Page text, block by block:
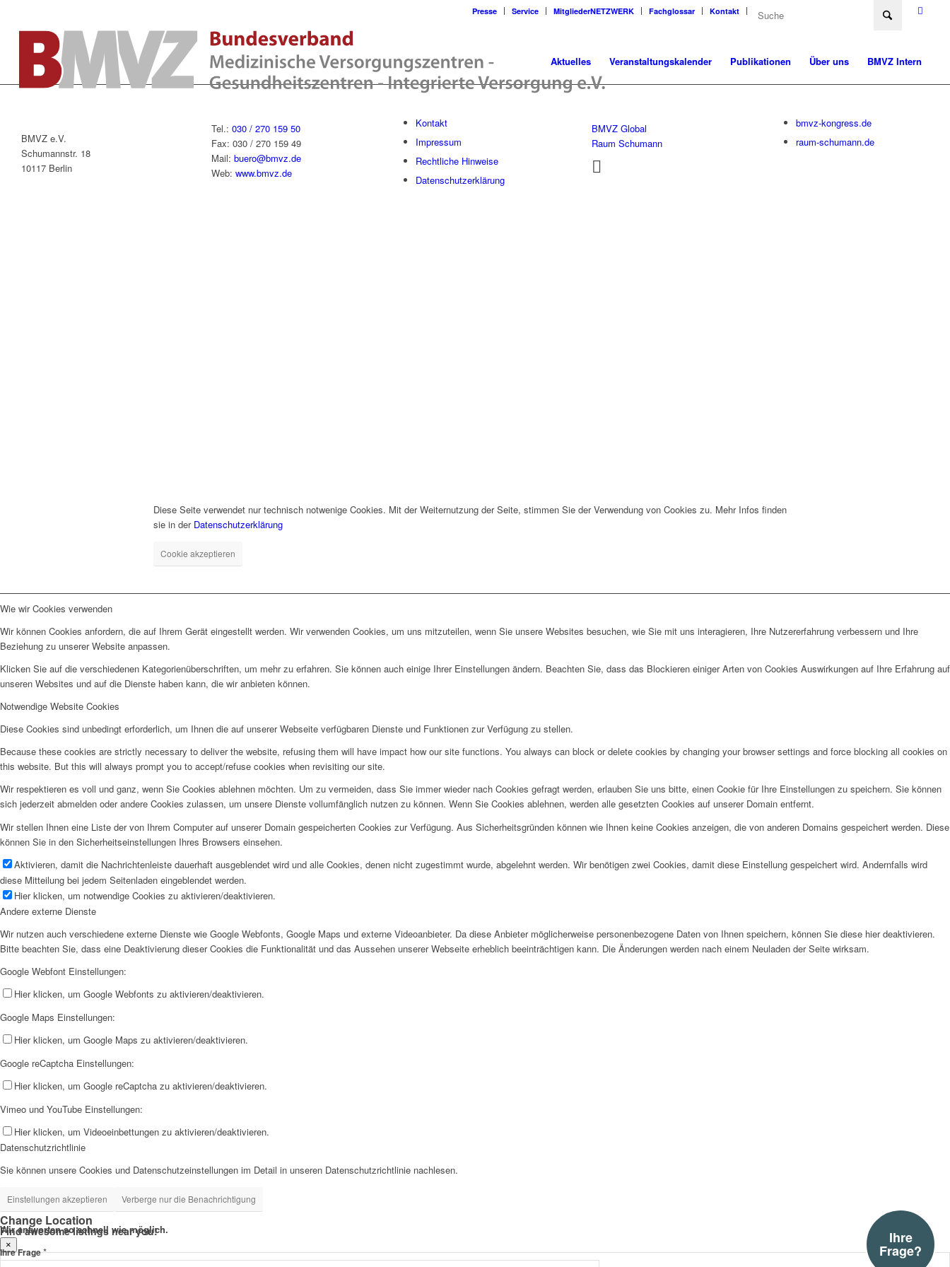
Presse Service MitgliederNETZWERK Fachglossar Kontakt
Aktuelles Veranstaltungskalender Publikationen Über uns BMVZ Intern
BMVZ e.V.
Schumannstr. 18
10117 Berlin
Tel.: 030 / 270 159 50
Fax: 030 / 270 159 49
Mail: buero@bmvz.de
Web: www.bmvz.de
Kontakt
Impressum
Rechtliche Hinweise
Datenschutzerklärung
BMVZ Global
Raum Schumann
bmvz-kongress.de
raum-schumann.de
Ihre
Frage?
Diese Seite verwendet nur technisch notwenige Cookies. Mit der Weiternutzung der Seite, stimmen Sie der Verwendung von Cookies zu. Mehr Infos finden
sie in der Datenschutzerklärung
Cookie akzeptieren
Wie wir Cookies verwenden
Wir können Cookies anfordern, die auf Ihrem Gerät eingestellt werden. Wir verwenden Cookies, um uns mitzuteilen, wenn Sie unsere Websites besuchen, wie Sie mit uns interagieren, Ihre Nutzererfahrung verbessern und Ihre
Beziehung zu unserer Website anpassen.
Klicken Sie auf die verschiedenen Kategorienüberschriften, um mehr zu erfahren. Sie können auch einige Ihrer Einstellungen ändern. Beachten Sie, dass das Blockieren einiger Arten von Cookies Auswirkungen auf Ihre Erfahrung auf
unseren Websites und auf die Dienste haben kann, die wir anbieten können.
Notwendige Website Cookies
Diese Cookies sind unbedingt erforderlich, um Ihnen die auf unserer Webseite verfügbaren Dienste und Funktionen zur Verfügung zu stellen.
Because these cookies are strictly necessary to deliver the website, refusing them will have impact how our site functions. You always can block or delete cookies by changing your browser settings and force blocking all cookies on
this website. But this will always prompt you to accept/refuse cookies when revisiting our site.
Wir respektieren es voll und ganz, wenn Sie Cookies ablehnen möchten. Um zu vermeiden, dass Sie immer wieder nach Cookies gefragt werden, erlauben Sie uns bitte, einen Cookie für Ihre Einstellungen zu speichern. Sie können
sich jederzeit abmelden oder andere Cookies zulassen, um unsere Dienste vollumfänglich nutzen zu können. Wenn Sie Cookies ablehnen, werden alle gesetzten Cookies auf unserer Domain entfernt.
Wir stellen Ihnen eine Liste der von Ihrem Computer auf unserer Domain gespeicherten Cookies zur Verfügung. Aus Sicherheitsgründen können wie Ihnen keine Cookies anzeigen, die von anderen Domains gespeichert werden. Diese
können Sie in den Sicherheitseinstellungen Ihres Browsers einsehen.
Aktivieren, damit die Nachrichtenleiste dauerhaft ausgeblendet wird und alle Cookies, denen nicht zugestimmt wurde, abgelehnt werden. Wir benötigen zwei Cookies, damit diese Einstellung gespeichert wird. Andernfalls wird
diese Mitteilung bei jedem Seitenladen eingeblendet werden.
Hier klicken, um notwendige Cookies zu aktivieren/deaktivieren.
Andere externe Dienste
Wir nutzen auch verschiedene externe Dienste wie Google Webfonts, Google Maps und externe Videoanbieter. Da diese Anbieter möglicherweise personenbezogene Daten von Ihnen speichern, können Sie diese hier deaktivieren.
Bitte beachten Sie, dass eine Deaktivierung dieser Cookies die Funktionalität und das Aussehen unserer Webseite erheblich beeinträchtigen kann. Die Änderungen werden nach einem Neuladen der Seite wirksam.
Google Webfont Einstellungen:
Hier klicken, um Google Webfonts zu aktivieren/deaktivieren.
Google Maps Einstellungen:
Hier klicken, um Google Maps zu aktivieren/deaktivieren.
Google reCaptcha Einstellungen:
Hier klicken, um Google reCaptcha zu aktivieren/deaktivieren.
Vimeo und YouTube Einstellungen:
Hier klicken, um Videoeinbettungen zu aktivieren/deaktivieren.
Datenschutzrichtlinie
Sie können unsere Cookies und Datenschutzeinstellungen im Detail in unseren Datenschutzrichtlinie nachlesen.
Einstellungen akzeptieren Verberge nur die Benachrichtigung
Wir antworten so schnell wie möglich.
Ihre Frage*
Change Location
Find awesome listings near you!
×
Change Location